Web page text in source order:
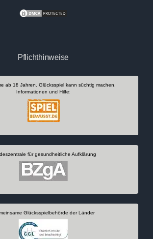
Pflichthinweise
ab 18 Jahren. Glücksspiel kann süchtig machen.
Informationen und Hilfe:
für gesundheitliche Aufklärung
Glücksspielbehörde der Länder